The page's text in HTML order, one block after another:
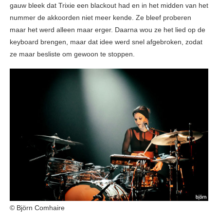
gauw bleek dat Trixie een blackout had en in het midden van het
nummer de akkoorden niet meer kende. Ze bleef proberen
maar het werd alleen maar erger. Daarna wou ze het lied op de
keyboard brengen, maar dat idee werd snel afgebroken, zodat
ze maar besliste om gewoon te stoppen.
© Björn Comhaire